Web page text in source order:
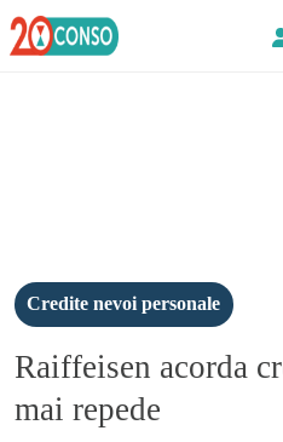
Credite nevoi personale
Raiffeisen acorda
mai repede